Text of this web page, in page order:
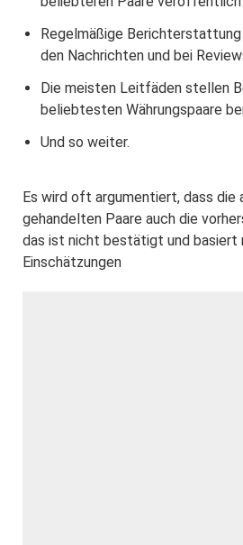
Regelmäßige Berichterstattung
den Nachrichten und bei
Die meisten Leitfäden stellen
beliebtesten Währungspaare
Und so weiter.
Es wird oft argumentiert, dass die
gehandelten Paare auch die
das ist nicht bestätigt und basiert
Einschätzungen